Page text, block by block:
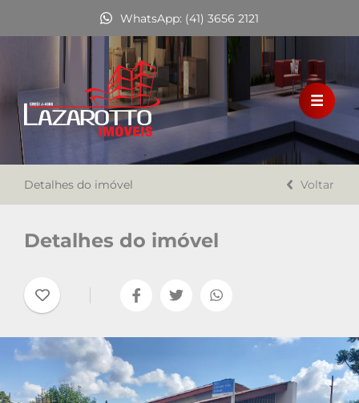
WhatsApp: (41) 3656 2121
HOME
VENDA
FINANCIAMENTO
CONTATO
Favoritos
Cadastre seu imóvel
Detalhes do imóvel Voltar
Detalhes do imóvel